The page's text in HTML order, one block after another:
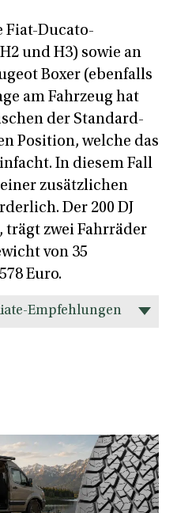
Fiat-Ducato-
und H3) sowie an
Boxer (ebenfalls
am Fahrzeug hat
der Standard-
Position, welche das
In diesem Fall
zusätzlichen
Der 200 DJ
zwei Fahrräder
von 35
Euro.
Empfehlungen